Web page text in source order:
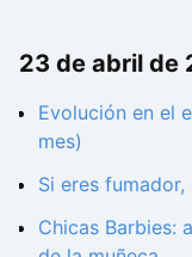
23 de abril de
Evolución en el
mes)
Si eres
Chicas Barbies: